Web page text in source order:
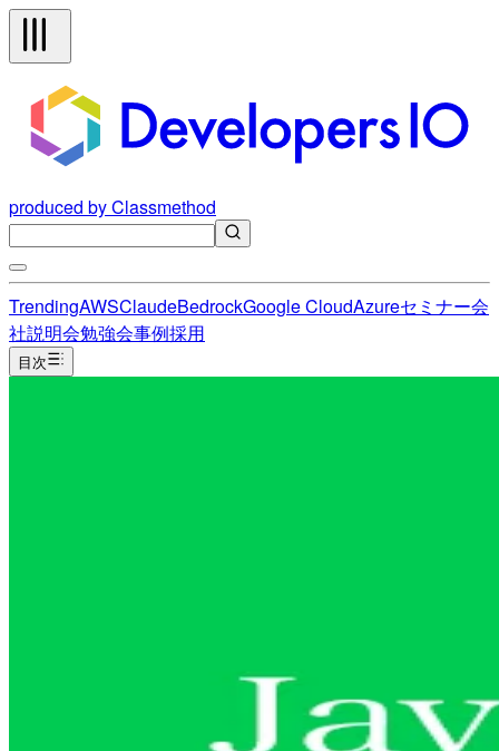
produced by Classmethod
TrendingAWSClaudeBedrockGoogle CloudAzureセミナー会
社説明会勉強会事例採用
目次